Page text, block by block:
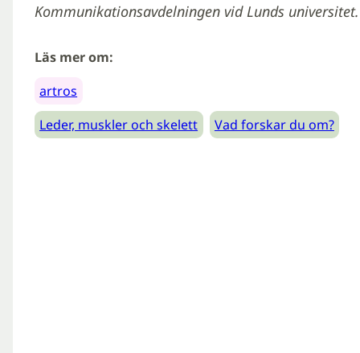
Kommunikationsavdelningen vid Lunds
Läs mer om:
artros
Leder, muskler och skelett
Vad forskar du om?